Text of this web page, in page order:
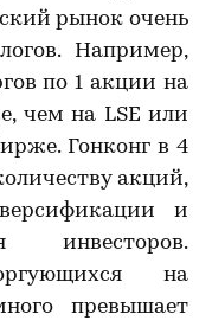
рынок очень
Например,
по 1 акции на
чем на LSE или
Гонконг в 4
акций,
и
инвесторов.
на
превышает